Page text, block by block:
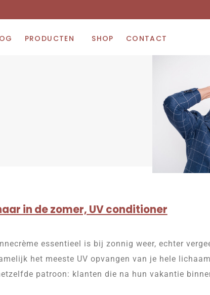
PRODUCTEN SHOP CONTACT
in de zomer, UV conditioner
essentieel is bij zonnig weer, echter
het meeste UV opvangen van je hele
patroon: klanten die na hun vakantie